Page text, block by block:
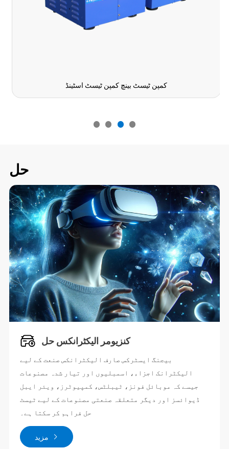
کمپن ٹیسٹ بینچ کمپن ٹیسٹ اسٹینڈ
حل
کنزیومر الیکٹرانکس حل
بیجنگ ایسٹرکس صارف الیکٹرانکس صنعت کے لیے
الیکٹرانک اجزاء، اسمبلیوں اور تیار شدہ مصنوعات
جیسے کہ موبائل فونز، ٹیبلٹس، کمپیوٹرز، ویئر ایبل
ڈیوائسز اور دیگر متعلقہ صنعتی مصنوعات کے لیے ٹیسٹ
حل فراہم کر سکتا ہے۔
مزید